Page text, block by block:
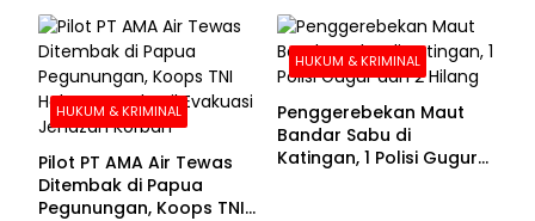
HUKUM & KRIMINAL
Pilot PT AMA Air Tewas
Ditembak di Papua
Pegunungan, Koops TNI
HUKUM & KRIMINAL
Penggerebekan Maut
Bandar Sabu di
Katingan, 1 Polisi Gugur